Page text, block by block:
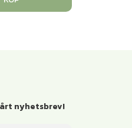
nyhetsbrev!